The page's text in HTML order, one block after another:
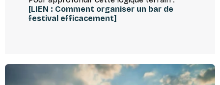
[LIEN : Comment organiser un bar de
festival efficacement]